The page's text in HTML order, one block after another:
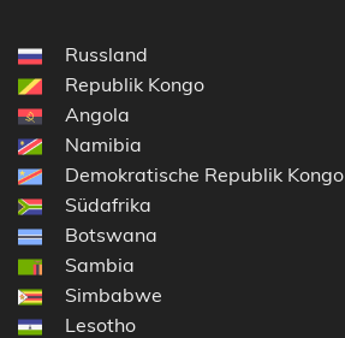
Russland
Republik Kongo
Angola
Namibia
Demokratische Republik Kongo
Südafrika
Botswana
Sambia
Simbabwe
Lesotho